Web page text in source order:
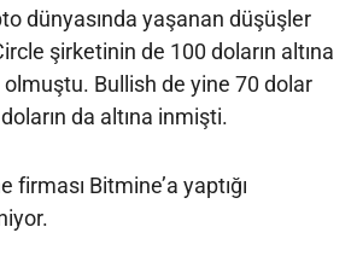
dünyasında yaşanan düşüşler
şirketinin de 100 doların altına
Bullish de yine 70 dolar
da altına inmişti.
firması Bitmine’a yaptığı